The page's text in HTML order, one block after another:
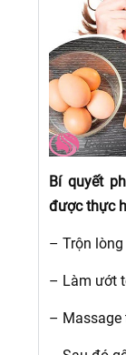
Bí quyết
được thực
– Trộn
– Làm ướt
– Massage